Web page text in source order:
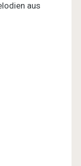
aus